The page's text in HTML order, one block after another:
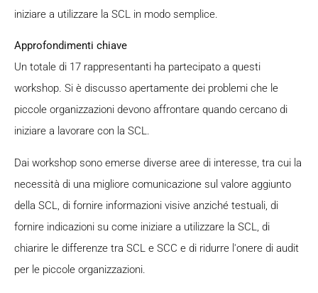
iniziare a utilizzare la SCL in modo semplice.
Approfondimenti chiave
Un totale di 17 rappresentanti ha partecipato a questi
workshop. Si è discusso apertamente dei problemi che le
piccole organizzazioni devono affrontare quando cercano di
iniziare a lavorare con la SCL.
Dai workshop sono emerse diverse aree di interesse, tra cui la
necessità di una migliore comunicazione sul valore aggiunto
della SCL, di fornire informazioni visive anziché testuali, di
fornire indicazioni su come iniziare a utilizzare la SCL, di
chiarire le differenze tra SCL e SCC e di ridurre l'onere di audit
per le piccole organizzazioni.